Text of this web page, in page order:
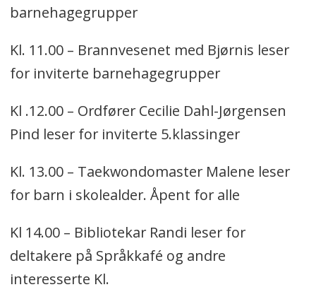
barnehagegrupper
Kl. 11.00 – Brannvesenet med Bjørnis leser
for inviterte barnehagegrupper
Kl .12.00 – Ordfører Cecilie Dahl-Jørgensen
Pind leser for inviterte 5.klassinger
Kl. 13.00 – Taekwondomaster Malene leser
for barn i skolealder. Åpent for alle
Kl 14.00 – Bibliotekar Randi leser for
deltakere på Språkkafé og andre
interesserte Kl.